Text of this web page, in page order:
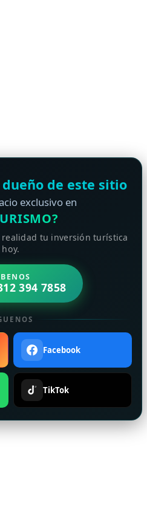
dueño de este sitio
exclusivo en
realidad tu inversión turística
hoy.
394 7858
Facebook
TikTok